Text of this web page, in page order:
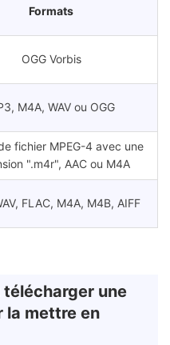
Formats
OGG Vorbis
M4A, WAV ou OGG
fichier MPEG-4 avec une
".m4r", AAC ou M4A
FLAC, M4A, M4B, AIFF
une
la mettre en